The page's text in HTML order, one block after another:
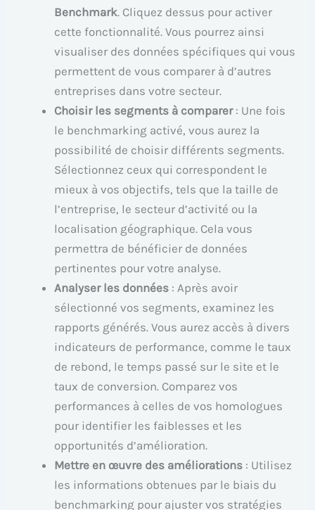
Benchmark. Cliquez dessus pour activer
cette fonctionnalité. Vous pourrez ainsi
visualiser des données spécifiques qui vous
permettent de vous comparer à d’autres
entreprises dans votre secteur.
Choisir les segments à comparer: Une fois
le benchmarking activé, vous aurez la
possibilité de choisir différents segments.
Sélectionnez ceux qui correspondent le
mieux à vos objectifs, tels que la taille de
l’entreprise, le secteur d’activité ou la
localisation géographique. Cela vous
permettra de bénéficier de données
pertinentes pour votre analyse.
Analyser les données : Après avoir
sélectionné vos segments, examinez les
rapports générés. Vous aurez accès à divers
indicateurs de performance, comme le taux
de rebond, le temps passé sur le site et le
taux de conversion. Comparez vos
performances à celles de vos homologues
pour identifier les faiblesses et les
opportunités d’amélioration.
Mettre en œuvre des améliorations : Utilisez
les informations obtenues par le biais du
benchmarking pour ajuster vos stratégies